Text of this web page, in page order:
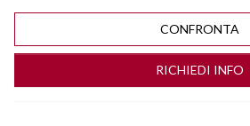
CONFRONTA
RICHIEDI INFO